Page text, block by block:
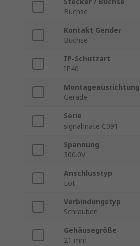
Buchse
Kontakt Gender
Buchse
IP-Schutzart
IP40
Montageausrichtung
Gerade
Serie
signalmate C091
Spannung
300.0V
Anschlusstyp
Lot
Verbindungstyp
Schrauben
Gehäusegröße
21 mm